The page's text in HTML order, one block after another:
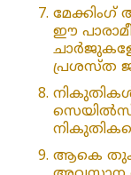
മേക്കിംഗ്
ഈ
പ്രശസ്ത
നികുതികൾ
സെയിൽസ്
ആകെ തുക